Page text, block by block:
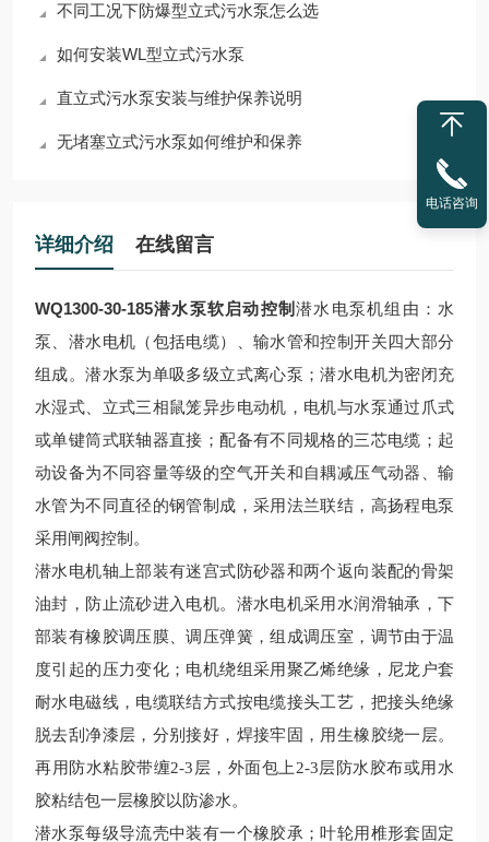
不同工况下防爆型立式污水泵怎么选
如何安装WL型立式污水泵
直立式污水泵安装与维护保养说明
无堵塞立式污水泵如何维护和保养
详细介绍 在线留言
WQ1300-30-185潜水泵软启动控制潜水电泵机组由：水
泵、潜水电机（包括电缆）、输水管和控制开关四大部分
组成。潜水泵为单吸多级立式离心泵；潜水电机为密闭充
水湿式、立式三相鼠笼异步电动机，电机与水泵通过爪式
或单键筒式联轴器直接；配备有不同规格的三芯电缆；起
动设备为不同容量等级的空气开关和自耦减压气动器、输
水管为不同直径的钢管制成，采用法兰联结，高扬程电泵
采用闸阀控制。
潜水电机轴上部装有迷宫式防砂器和两个返向装配的骨架
油封，防止流砂进入电机。潜水电机采用水润滑轴承，下
部装有橡胶调压膜、调压弹簧，组成调压室，调节由于温
度引起的压力变化；电机绕组采用聚乙烯绝缘，尼龙 户套
耐水电磁线，电缆联结方式按电缆接头工艺，把接头绝缘
脱去刮净漆层，分别接好，焊接牢固，用生橡胶绕一层。
再用防水粘胶带缠2-3层，外面包上2-3层防水胶布或用水
胶粘结包一层橡胶以防渗水。
潜水泵每级导流壳中装有一个橡胶承；叶轮用椎形套固定
电话咨询